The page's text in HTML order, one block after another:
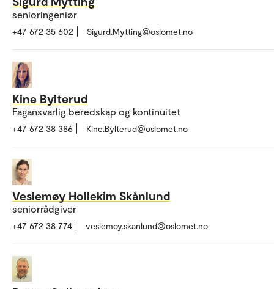
senioringeniør
+47 672 35 602 Sigurd.Mytting@oslomet.no
Kine Bylterud
Fagansvarlig beredskap og kontinuitet
+47 672 38 386 Kine.Bylterud@oslomet.no
Veslemøy Hollekim Skånlund
seniorrådgiver
+47 672 38 774 veslemoy.skanlund@oslomet.no